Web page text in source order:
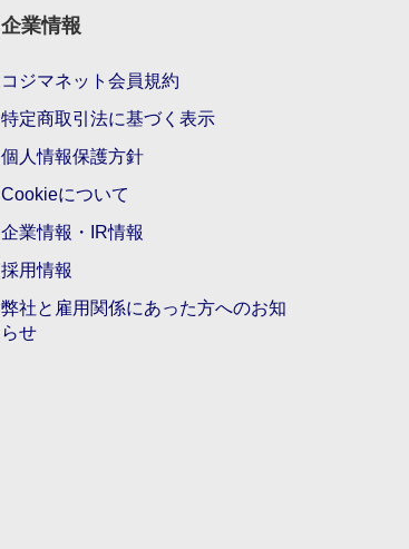
企業情報
コジマネット会員規約
特定商取引法に基づく表示
個人情報保護方針
Cookieについて
企業情報・IR情報
採用情報
弊社と雇用関係にあった方へのお知
らせ